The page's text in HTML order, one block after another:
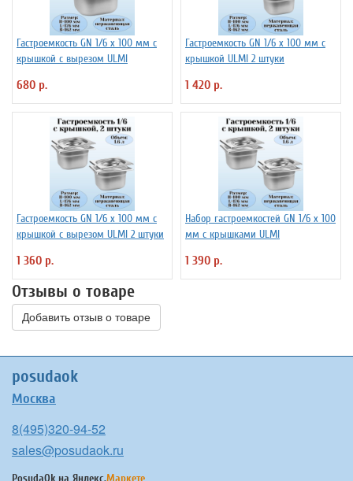
Гастроемкость GN 1/6 х 100 мм с
крышкой с вырезом ULMI
680 р.
Гастроемкость GN 1/6 х 100 мм с
крышкой ULMI 2 штуки
1 420 р.
Гастроемкость GN 1/6 х 100 мм с
крышкой с вырезом ULMI 2 штуки
1 360 р.
Набор гастроемкостей GN 1/6 х 100
мм с крышками ULMI
1 390 р.
Отзывы о товаре
Добавить отзыв о товаре
posudaok
Москва
8(495)320-94-52
sales@posudaok.ru
PosudaOk на Яндекс.Маркете